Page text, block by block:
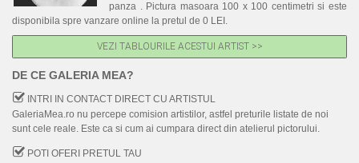
panza . Pictura masoara 100 x 100 centimetri si este
disponibila spre vanzare online la pretul de 0 LEI.
VEZI TABLOURILE ACESTUI ARTIST >>
DE CE GALERIA MEA?
INTRI IN CONTACT DIRECT CU ARTISTUL
GaleriaMea.ro nu percepe comision artistilor, astfel preturile listate de noi
sunt cele reale. Este ca si cum ai cumpara direct din atelierul pictorului.
POTI OFERI PRETUL TAU